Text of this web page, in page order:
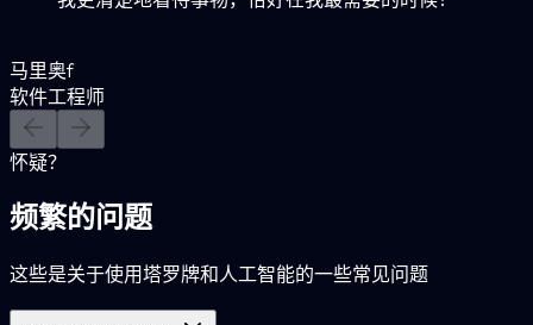
马里奥f
软件工程师
怀疑？
频繁的问题
这些是关于使用塔罗牌和人工智能的一些常见问题